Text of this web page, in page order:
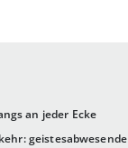
an jeder Ecke